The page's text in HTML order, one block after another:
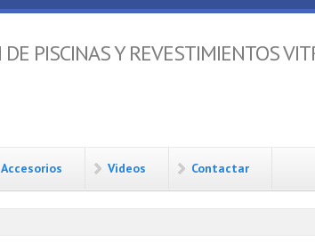
PISCINAS Y REVESTIMIENTOS
Accesorios Videos Contactar